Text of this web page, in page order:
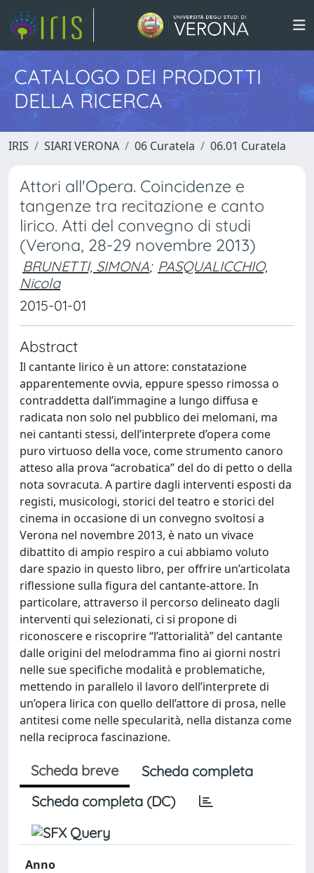
CATALOGO DEI PRODOTTI
DELLA RICERCA
IRIS SIARI VERONA 06 Curatela 06.01 Curatela
Attori all'Opera. Coincidenze e
tangenze tra recitazione e canto
lirico. Atti del convegno di studi
(Verona, 28-29 novembre 2013)
BRUNETTI, SIMONA; PASQUALICCHIO,
Nicola
2015-01-01
Abstract
Il cantante lirico è un attore: constatazione
apparentemente ovvia, eppure spesso rimossa o
contraddetta dall’immagine a lungo diffusa e
radicata non solo nel pubblico dei melomani, ma
nei cantanti stessi, dell’interprete d’opera come
puro virtuoso della voce, come strumento canoro
atteso alla prova “acrobatica” del do di petto o della
nota sovracuta. A partire dagli interventi esposti da
registi, musicologi, storici del teatro e storici del
cinema in occasione di un convegno svoltosi a
Verona nel novembre 2013, è nato un vivace
dibattito di ampio respiro a cui abbiamo voluto
dare spazio in questo libro, per offrire un’articolata
riflessione sulla figura del cantante-attore. In
particolare, attraverso il percorso delineato dagli
interventi qui selezionati, ci si propone di
riconoscere e riscoprire “l’attorialità” del cantante
dalle origini del melodramma fino ai giorni nostri
nelle sue specifiche modalità e problematiche,
mettendo in parallelo il lavoro dell’interprete di
un’opera lirica con quello dell’attore di prosa, nelle
antitesi come nelle specularità, nella distanza come
nella reciproca fascinazione.
Scheda breve
Scheda completa
Scheda completa (DC)
Anno